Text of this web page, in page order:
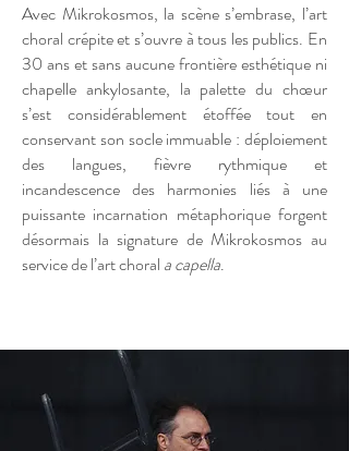
Avec Mikrokosmos, la scène s’embrase, l’art
choral crépite et s’ouvre à tous les publics. En
30 ans et sans aucune frontière esthétique ni
chapelle ankylosante, la palette du chœur
s’est considérablement étoffée tout en
conservant son socle immuable : déploiement
des langues, fièvre rythmique et
incandescence des harmonies liés à une
puissante incarnation métaphorique forgent
désormais la signature de Mikrokosmos au
service de l’art choral a capella.